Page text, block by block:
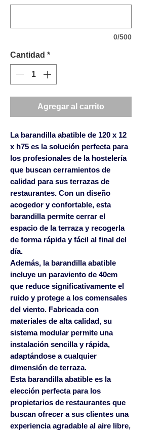
0/500
Cantidad *
Agregar al carrito
La barandilla abatible de 120 x 12
x h75 es la solución perfecta para
los profesionales de la hostelería
que buscan cerramientos de
calidad para sus terrazas de
restaurantes. Con un diseño
acogedor y confortable, esta
barandilla permite cerrar el
espacio de la terraza y recogerla
de forma rápida y fácil al final del
día.
Además, la barandilla abatible
incluye un paraviento de 40cm
que reduce significativamente el
ruido y protege a los comensales
del viento. Fabricada con
materiales de alta calidad, su
sistema modular permite una
instalación sencilla y rápida,
adaptándose a cualquier
dimensión de terraza.
Esta barandilla abatible es la
elección perfecta para los
propietarios de restaurantes que
buscan ofrecer a sus clientes una
experiencia agradable al aire libre,